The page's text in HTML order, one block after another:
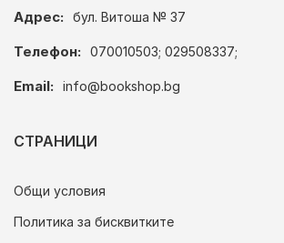
Адрес: бул. Витоша № 37
Телефон: 070010503; 029508337;
Email: info@bookshop.bg
СТРАНИЦИ
Общи условия
Политика за бисквитките